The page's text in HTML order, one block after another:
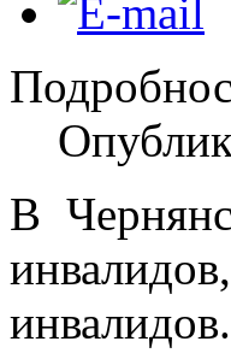
В
инвалидов.